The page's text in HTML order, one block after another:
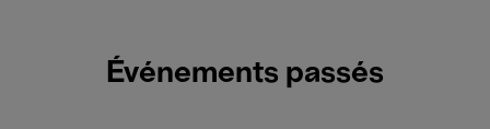
Événements passés